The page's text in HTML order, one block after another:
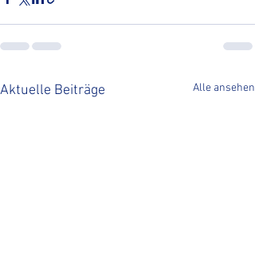
Aktuelle Beiträge Alle ansehen